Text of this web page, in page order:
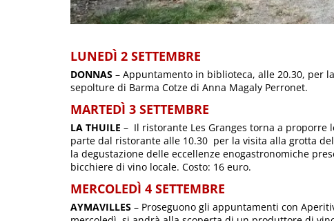
LUNEDÌ 2 SETTEMBRE
DONNAS – Appuntamento in biblioteca, alle 20.30, per
sepolture di Barma Cotze di Anna Magaly Perronet.
MARTEDÌ 3 SETTEMBRE
LA THUILE – Il ristorante Les Granges torna a proporre
parte dal ristorante alle 10.30 per la visita alla grotta
la degustazione delle eccellenze enogastronomiche
bicchiere di vino locale. Costo: 16 euro.
MERCOLEDÌ 4 SETTEMBRE
AYMAVILLES – Proseguono gli appuntamenti con